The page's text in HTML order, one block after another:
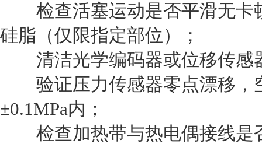
检查活塞运动是否平滑无卡
硅脂（仅限指定部位）；
清洁光学编码器或位移传感
验证压力传感器零点漂移，
±0.1MPa内；
检查加热带与热电偶接线是